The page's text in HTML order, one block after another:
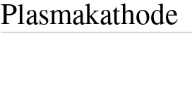
Plasmakathode